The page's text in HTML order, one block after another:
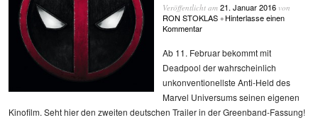
Veröffentlicht am 21. Januar 2016von
RON STOKLAS • Hinterlasse einen
Kommentar
Ab 11. Februar bekommt mit
Deadpool der wahrscheinlich
unkonventionellste Anti-Held des
Marvel Universums seinen eigenen
Kinofilm. Seht hier den zweiten deutschen Trailer in der Greenband-Fassung!